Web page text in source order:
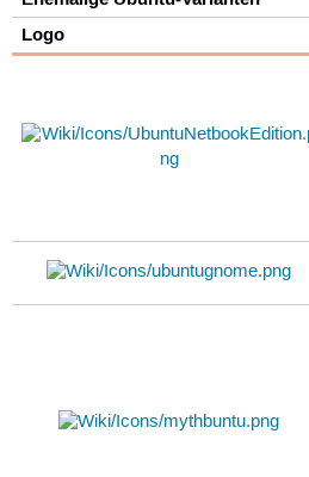
Logo